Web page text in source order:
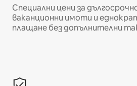
Специални цени за
ваканционни имоти и
плащане без допълнителни